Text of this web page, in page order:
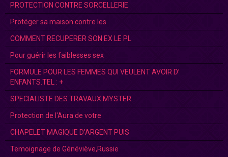
PROTECTION CONTRE SORCELLERIE
Protéger sa maison contre les
COMMENT RECUPERER SON EX LE PL
Pour guérir les faiblesses sex
FORMULE POUR LES FEMMES QUI VEULENT AVOIR D’
ENFANTS.TEL : +
SPECIALISTE DES TRAVAUX MYSTER
Protection de l'Aura de votre
CHAPELET MAGIQUE D’ARGENT PUIS
Temoignage de Généviève,Russie